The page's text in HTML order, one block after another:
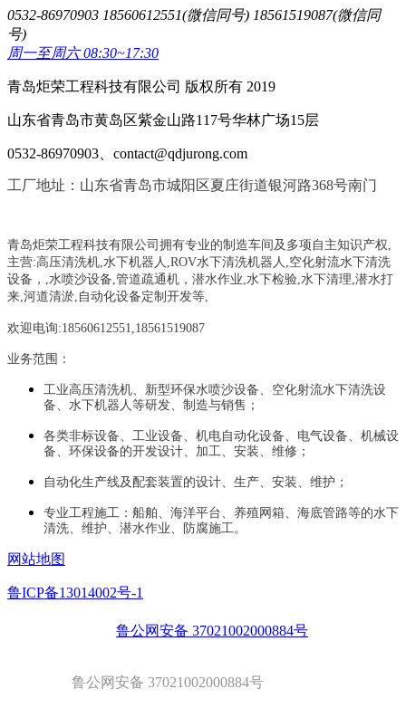
0532-86970903 18560612551(微信同号) 18561519087(微信同
号)
周一至周六 08:30~17:30
青岛炬荣工程科技有限公司 版权所有 2019
山东省青岛市黄岛区紫金山路117号华林广场15层
0532-86970903、contact@qdjurong.com
工厂地址：山东省青岛市城阳区夏庄街道银河路368号南门
青岛炬荣工程科技有限公司拥有专业的制造车间及多项自主知识产权,
主营:高压清洗机,水下机器人,ROV水下清洗机器人,空化射流水下清洗
设备， ,水喷沙设备,管道疏通机 ， 潜水作业,水下检验,水下清理,潜水打
来,河道清淤,自动化设备定制开发等,
欢迎电询:18560612551,18561519087
业务范围：
工业高压清洗机、新型环保水喷沙设备、空化射流水下清洗设
备、水下机器人等研发、制造与销售；
各类非标设备、工业设备、机电自动化设备、电气设备、机械设
备、环保设备的开发设计、加工、安装、维修；
自动化生产线及配套装置的设计、生产、安装、维护；
专业工程施工：船舶、海洋平台、养殖网箱、海底管路等的水下
清洗、维护、潜水作业、防腐施工。
网站地图
鲁ICP备13014002号-1
鲁公网安备 37021002000884号
鲁公网安备 37021002000884号